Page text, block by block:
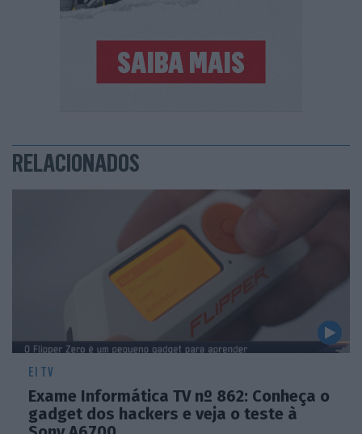
RELACIONADOS
EI TV
Exame Informática TV nº 862: Conheça o
gadget dos hackers e veja o teste à